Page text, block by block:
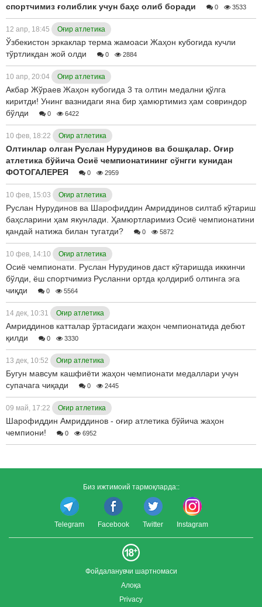
спортчимиз ғолиблик учун баҳс олиб боради
0 3533
12 апр, 18:45 Оғир атлетика
Ўзбекистон эркаклар терма жамоаси Жаҳон кубогида кучли
тўртликдан жой олди
0 2884
10 апр, 20:04 Оғир атлетика
Акбар Жўраев Жаҳон кубогида 3 та олтин медални қўлга
киритди! Унинг вазнидаги яна бир ҳамюртимиз ҳам совриндор
бўлди
0 6422
10 фев, 18:22 Оғир атлетика
Олтинлар олган Руслан Нурудинов ва бошқалар. Оғир
атлетика бўйича Осиё чемпионатининг сўнгги кунидан
ФОТОГАЛЕРЕЯ
0 2959
10 фев, 15:03 Оғир атлетика
Руслан Нурудинов ва Шарофиддин Амриддинов силтаб кўтариш
баҳсларини ҳам якунлади. Ҳамюртларимиз Осиё чемпионатини
қандай натижа билан тугатди?
0 5872
10 фев, 14:10 Оғир атлетика
Осиё чемпионати. Руслан Нурудинов даст кўтаришда иккинчи
бўлди, ёш спортчимиз Русланни ортда қолдириб олтинга эга
чиқди
0 5564
14 дек, 10:31 Оғир атлетика
Амриддинов катталар ўртасидаги жаҳон чемпионатида дебют
қилди
0 3330
13 дек, 10:52 Оғир атлетика
Бугун мавсум кашфиёти жаҳон чемпионати медаллари учун
супачага чиқади
0 2445
09 май, 17:22 Оғир атлетика
Шарофиддин Амриддинов - оғир атлетика бўйича жаҳон
чемпиони!
0 6952
Биз ижтимоий тармоқларда::
Telegram Facebook Twitter Instagram
Фойдаланувчи шартномаси
Алоқа
Privacy